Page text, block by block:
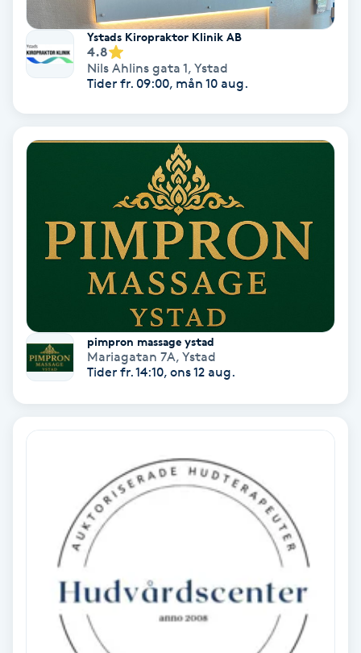
Personlig tränare
Picolaser
Plastikkirurgi
Power Yoga
PRX-T33
Radiofrekvens
Ystads Kiropraktor Klinik AB
4.8
Nils Ahlins gata 1, Ystad
Tider fr. 09:00, mån 10 aug.
pimpron massage ystad
Mariagatan 7A, Ystad
Tider fr. 14:10, ons 12 aug.